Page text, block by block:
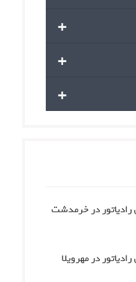
+
+
+
رادیاتور در خرمدشت
در مهرویلا